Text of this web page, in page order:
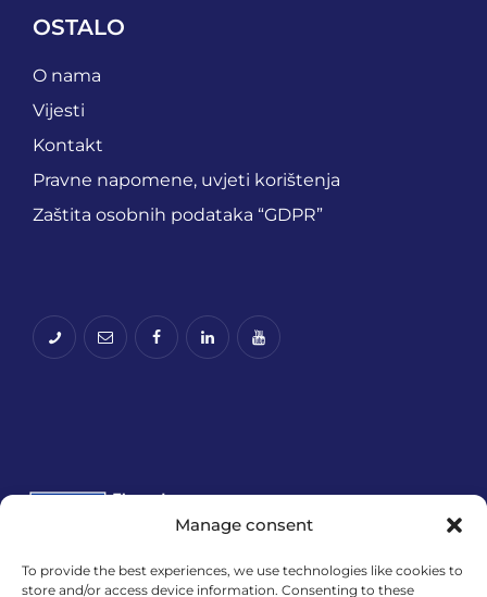
Manage consent
To provide the best experiences, we use technologies like cookies to
store and/or access device information. Consenting to these
OSTALO
O nama
Vijesti
Kontakt
Pravne napomene, uvjeti korištenja
Zaštita osobnih podataka “GDPR”
Financira Europska unija – NextGenerationEU.